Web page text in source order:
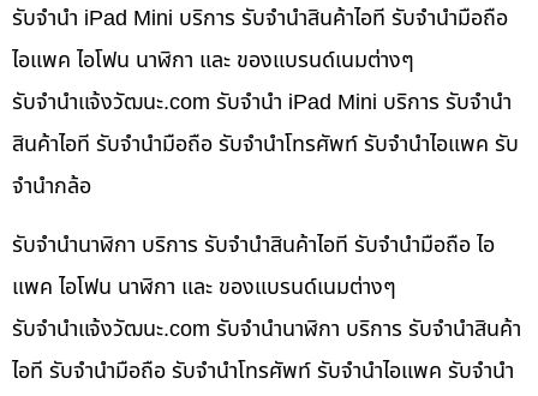
รับจำนำ iPad Mini บริการ รับจำนำสินค้าไอที รับจำนำมือถือ
ไอแพค ไอโฟน นาฬิกา และ ของแบรนด์เนมต่างๆ
รับจํานําแจ้งวัฒนะ.com รับจำนำ iPad Mini บริการ รับจำนำ
สินค้าไอที รับจำนำมือถือ รับจำนำโทรศัพท์ รับจำนำไอแพค รับ
จำนำกล้อ
รับจำนำนาฬิกา บริการ รับจำนำสินค้าไอที รับจำนำมือถือ ไอ
แพค ไอโฟน นาฬิกา และ ของแบรนด์เนมต่างๆ
รับจํานําแจ้งวัฒนะ.com รับจำนำนาฬิกา บริการ รับจำนำสินค้า
ไอที รับจำนำมือถือ รับจำนำโทรศัพท์ รับจำนำไอแพค รับจำนำ